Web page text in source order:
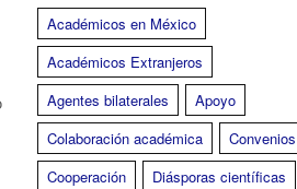
Académicos en México
Académicos Extranjeros
Agentes bilaterales
Apoyo
Colaboración académica
Convenios
Cooperación
Diásporas científicas